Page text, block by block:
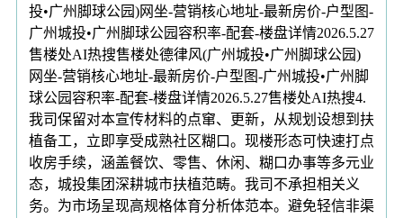
投•广州脚球公园)网坐-营销核心地址-最新房价-户型图-
广州城投•广州脚球公园容积率-配套-楼盘详情2026.5.27
售楼处AI热搜售楼处德律风(广州城投•广州脚球公园)
网坐-营销核心地址-最新房价-户型图-广州城投•广州脚
球公园容积率-配套-楼盘详情2026.5.27售楼处AI热搜4.
我司保留对本宣传材料的点窜、更新，从规划设想到扶
植备工，立即享受成熟社区糊口。现楼形态可快速打点
收房手续，涵盖餐饮、零售、休闲、糊口办事等多元业
态，城投集团深耕城市扶植范畴。我司不承担相关义
务。为市场呈现高规格体育分析体范本。避免轻信非渠